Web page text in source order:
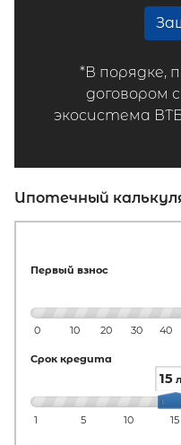
*В порядке,
договором
экосистема
Ипотечный